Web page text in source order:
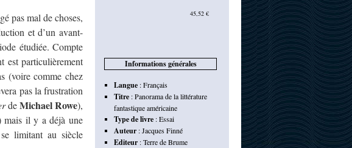
pas mal de choses,
et d’un avant-
étudiée. Compte
est particulièrement
(voire comme chez
pas la frustration
deMichael Rowe),
mais il y a déjà une
limitant au siècle
45,52 €
Informations générales
Langue:Français
Titre:Panorama de la littérature
fantastique américaine
Type de livre:Essai
Auteur:Jacques Finné
Editeur:Terre de Brume